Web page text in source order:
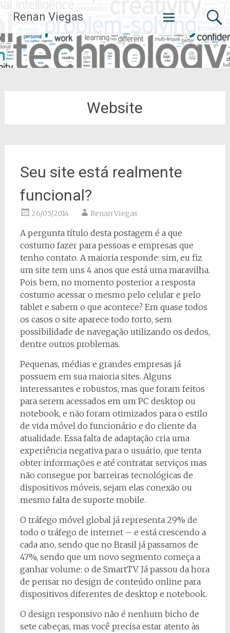
para
o
conteúdo
Renan Viegas
Website
Seu site está realmente
funcional?
26/05/2014 Renan Viegas
A pergunta título desta postagem é a que
costumo fazer para pessoas e empresas que
tenho contato. A maioria responde: sim, eu fiz
um site tem uns 4 anos que está uma maravilha.
Pois bem, no momento posterior a resposta
costumo acessar o mesmo pelo celular e pelo
tablet e sabem o que acontece? Em quase todos
os casos o site aparece todo torto, sem
possibilidade de navegação utilizando os dedos,
dentre outros problemas.
Pequenas, médias e grandes empresas já
possuem em sua maioria sites. Alguns
interessantes e robustos, mas que foram feitos
para serem acessados em um PC desktop ou
notebook, e não foram otimizados para o estilo
de vida móvel do funcionário e do cliente da
atualidade. Essa falta de adaptação cria uma
experiência negativa para o usuário, que tenta
obter informações e até contratar serviços mas
não consegue por barreiras tecnológicas de
dispositivos móveis, sejam elas conexão ou
mesmo falta de suporte mobile.
O tráfego móvel global já representa 29% de
todo o tráfego de internet – e está crescendo a
cada ano, sendo que no Brasil já passamos de
47%, sendo que um novo segmento começa a
ganhar volume: o de SmartTV. Já passou da hora
de pensar no design de conteúdo online para
dispositivos diferentes de desktop e notebook.
O design responsivo não é nenhum bicho de
sete cabeças, mas você precisa estar atento às